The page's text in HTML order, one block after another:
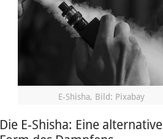
E-Shisha, Bild: Pixabay
Die E-Shisha: Eine alternative